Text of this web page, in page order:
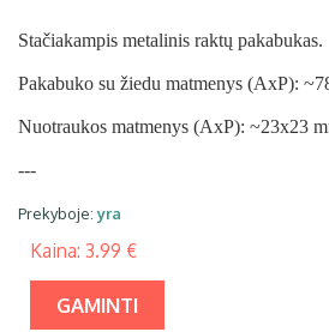
Stačiakampis metalinis raktų pakabukas.
Pakabuko su žiedu matmenys (AxP):
Nuotraukos matmenys (AxP): ~23x23
---
Prekyboje:yra
Kaina: 3.99 €
GAMINTI